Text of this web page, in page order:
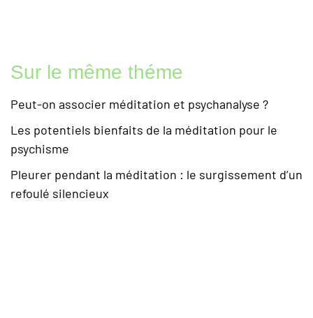
Sur le même théme
Peut-on associer méditation et psychanalyse ?
Les potentiels bienfaits de la méditation pour le
psychisme
Pleurer pendant la méditation : le surgissement d’un
refoulé silencieux